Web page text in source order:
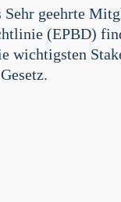
geehrte
(EPBD)
wichtigsten